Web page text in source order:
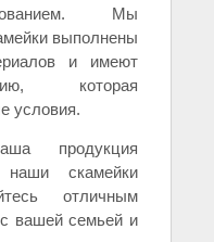
Мы
выполнены
и имеют
которая
условия.
продукция
наши скамейки
отличным
вашей семьей и